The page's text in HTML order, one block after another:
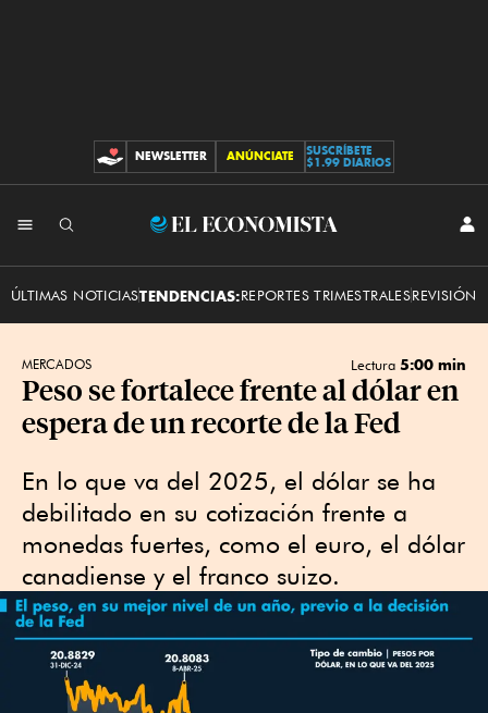
CONTRIBUCIONES
NEWSLETTER ANÚNCIATE
SUSCRÍBETE
$1.99 DIARIOS
El
ÚLTIMAS NOTICIASTENDENCIAS:REPORTES TRIMESTRALESREVISIÓN
MERCADOS Lectura 5:00 min
Peso se fortalece frente al dólar en
espera de un recorte de la Fed
En lo que va del 2025, el dólar se ha
debilitado en su cotización frente a
monedas fuertes, como el euro, el dólar
canadiense y el franco suizo.